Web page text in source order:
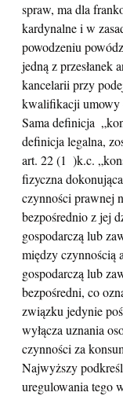
spraw, ma dla
kardynalne i w
powodzeniu
jedną z przesłanek
kancelarii przy
kwalifikacji umowy
Sama definicja
definicja legalna,
art. 22 (1  )k.c.
fizyczna
czynności prawnej
bezpośrednio z jej
gospodarczą lub
między czynnością
gospodarczą lub
bezpośredni, co
związku jedynie
wyłącza uznania
czynności za
Najwyższy
uregulowania tego